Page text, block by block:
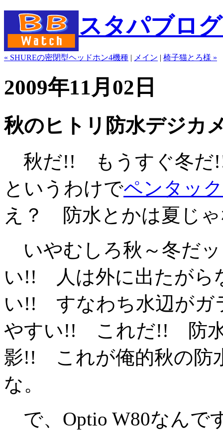
スタパブロ
« SHUREの密閉型ヘッドホン4機種 | メイン | 椅子猫とろ様 »
2009年11月02日
秋のヒトリ防水デジカ
秋だ!! もうすぐ冬
というわけでペンタッ
え？ 防水とかは夏じ
いやむしろ秋～冬だ
い!! 人は外に出たがら
い!! すなわち水辺が
やすい!! これだ!! 防水
影!! これが俺的秋の防
な。
で、Optio W80なんで